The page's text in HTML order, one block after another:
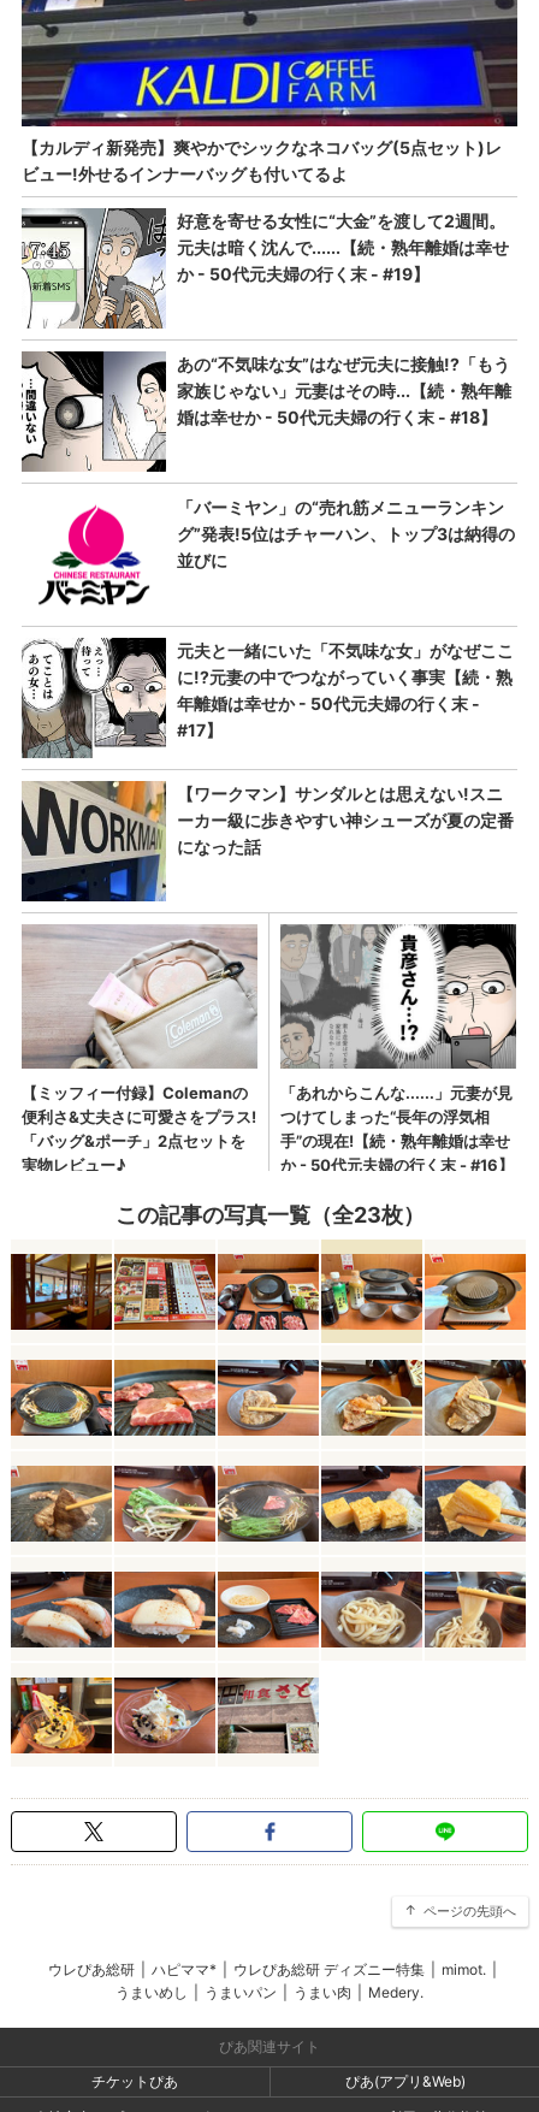
この記事の写真一覧（全23枚）
ページの先頭へ
ウレぴあ総研 ハピママ* ウレぴあ総研 ディズニー特集 mimot.
うまいめし
うまいパン うまい肉 Medery.
ぴあ関連サイト
チケットぴあ
ぴあ(アプリ&Web)